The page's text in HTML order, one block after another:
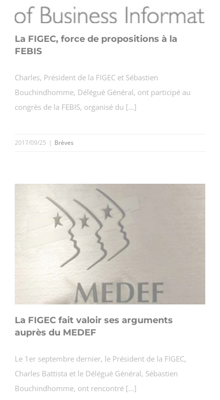
La FIGEC, force de propositions à la
FEBIS
Charles, Président de la FIGEC et Sébastien
Bouchindhomme, Délégué Général, ont participé au
congrès de la FEBIS, organisé du [...]
2017/09/25 | Brèves
La FIGEC fait valoir ses arguments
auprès du MEDEF
Le 1er septembre dernier, le Président de la FIGEC,
Charles Battista et le Délégué Général, Sébastien
Bouchindhomme, ont rencontré [...]